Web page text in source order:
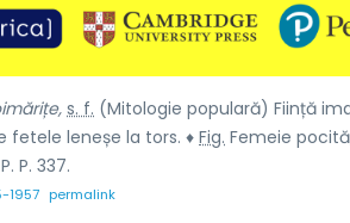
s. f. (Mitologie populară) Ființă
fetele leneșe la tors. ♦ Fig. Femeie
P. 337.
1957 permalink